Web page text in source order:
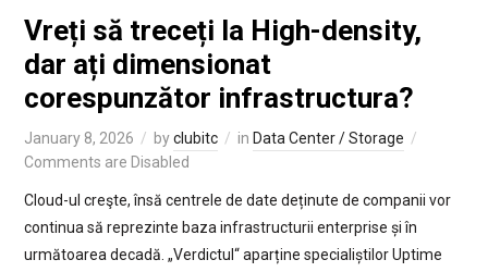
Vreți să treceți la High-density,
dar ați dimensionat
corespunzător infrastructura?
January 8, 2026 byclubitc in Data Center / Storage
Comments are Disabled
Cloud-ul creşte, însă centrele de date deținute de companii vor
continua să reprezinte baza infrastructurii enterprise și în
următoarea decadă. „Verdictul“ aparține specialiștilor Uptime